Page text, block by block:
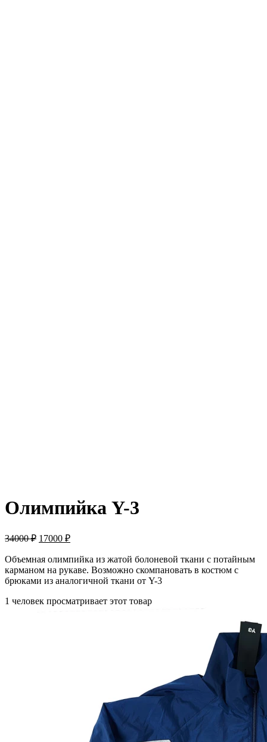
Олимпийка Y-3
34000₽ 17000 ₽
Объемная олимпийка из жатой болоневой ткани с потайным
карманом на рукаве. Возможно скомпановать в костюм с
брюками из аналогичной ткани от Y-3
1 человек просматривает этот товар